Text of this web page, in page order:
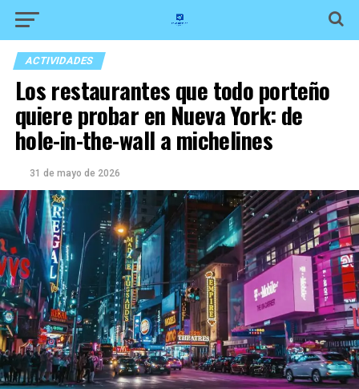
ACTIVIDADES
Los restaurantes que todo porteño
quiere probar en Nueva York: de
hole-in-the-wall a michelines
31 de mayo de 2026